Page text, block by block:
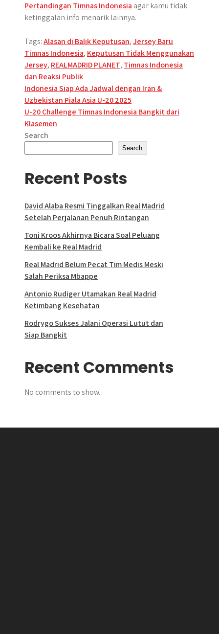
Pertandingan Timnas Indonesia agar kamu tidak
ketinggalan info menarik lainnya.
Tags:Alasan di Balik Keputusan,Jersey Baru
Timnas Indonesia, Keputusan Tidak Menggunakan
Jersey, REALMADRID PLANET, Timnas Indonesia
dan Reaksi Publik
Post
navigation
Indonesia Siap Ada Jadwal dengan Iran &
Uzbekistan Piala Asia U-20 2025
U-20 Challenge Timnas Indonesia Bangkit dari
Klasemen
Search
Search
Recent Posts
David Alaba Resmi Tinggalkan Real Madrid
Setelah Perjalanan Penuh Rintangan
Toni Kroos Akhirnya Bicara Soal Peluang
Kembali ke Real Madrid
Real Madrid Belum Pecat Tim Medis Meski
Salah Periksa Mbappe
Antonio Rudiger Utamakan Real Madrid
Ketimbang Kesehatan
Rodrygo Sukses Jalani Operasi Lutut dan
Siap Bangkit
Recent Comments
No comments to show.